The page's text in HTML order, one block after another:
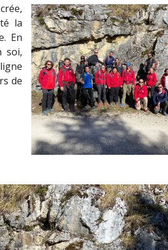
la
En
soi,
de